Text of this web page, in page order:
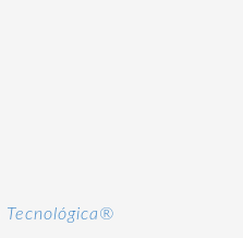
Tecnológica®